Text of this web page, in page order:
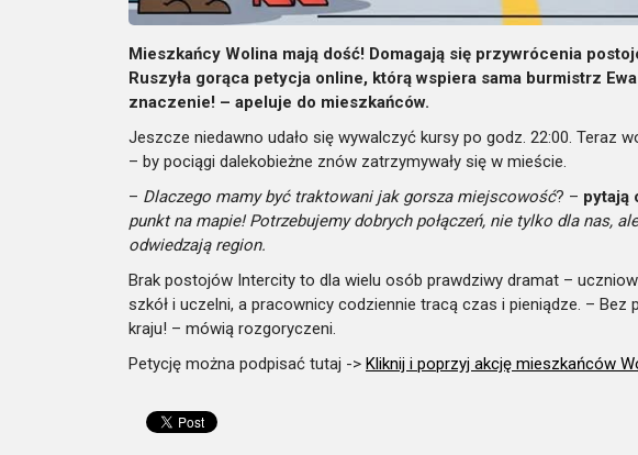
Mieszkańcy Wolina mają dość! Domagają się przywrócenia
Ruszyła gorąca petycja online, którą wspiera sama burmistrz
znaczenie! – apeluje do mieszkańców.
Jeszcze niedawno udało się wywalczyć kursy po godz. 22:00. Teraz
– by pociągi dalekobieżne znów zatrzymywały się w mieście.
– Dlaczego mamy być traktowani jak gorsza miejscowość? – pytają
punkt na mapie! Potrzebujemy dobrych połączeń, nie tylko dla nas,
odwiedzają region.
Brak postojów Intercity to dla wielu osób prawdziwy dramat –
szkół i uczelni, a pracownicy codziennie tracą czas i pieniądze. –
kraju! – mówią rozgoryczeni.
Petycję można podpisać tutaj -> Kliknij i poprzyj akcję mieszkańców